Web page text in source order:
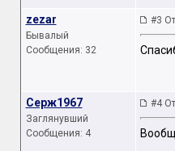
zezar
Бывалый
Сообщения: 32
#3
Серж1967
Заглянувший
Сообщения: 4
#4